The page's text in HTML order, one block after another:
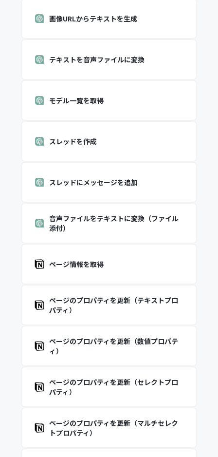
画像URLからテキストを生成
テキストを音声ファイルに変換
モデル一覧を取得
スレッドを作成
スレッドにメッセージを追加
音声ファイルをテキストに変換（ファイル
添付）
ページ情報を取得
ページのプロパティを更新（テキストプロ
パティ）
ページのプロパティを更新（数値プロパテ
ィ）
ページのプロパティを更新（セレクトプロ
パティ）
ページのプロパティを更新（マルチセレク
トプロパティ）